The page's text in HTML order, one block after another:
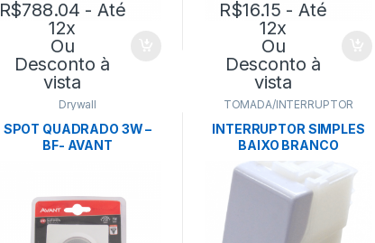
R$788.04 - Até
12x
Ou
Desconto à
vista
R$16.15 - Até
12x
Ou
Desconto à
vista
Drywall
SPOT QUADRADO 3W –
BF- AVANT
TOMADA/INTERRUPTOR
INTERRUPTOR SIMPLES
BAIXO BRANCO
10A/250V- TRAMONTINA